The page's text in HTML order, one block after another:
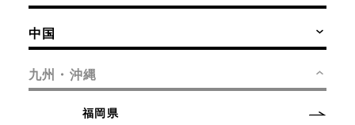
中国
九州・沖縄
福岡県